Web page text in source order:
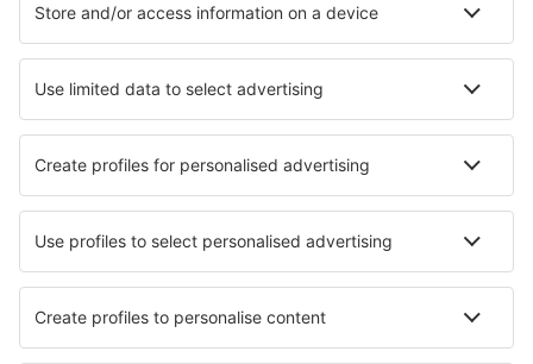
Verblijf in Salina Cruz Verblijf in Palenque
Verblijf in Jonotla Verblijf in Mazatlán
Beste accommodatie - steden
Verblijf in Wilmcote Verblijf in Ranum
Verblijf in Saint-Didier-de-Formans Verblijf in Valdemarsvik